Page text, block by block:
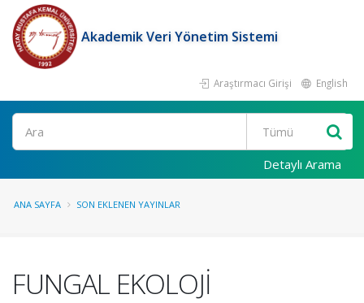
Akademik Veri Yönetim Sistemi
Araştırmacı Girişi English
Ara
Detaylı Arama
ANA SAYFA SON EKLENEN YAYINLAR
FUNGAL EKOLOJİ